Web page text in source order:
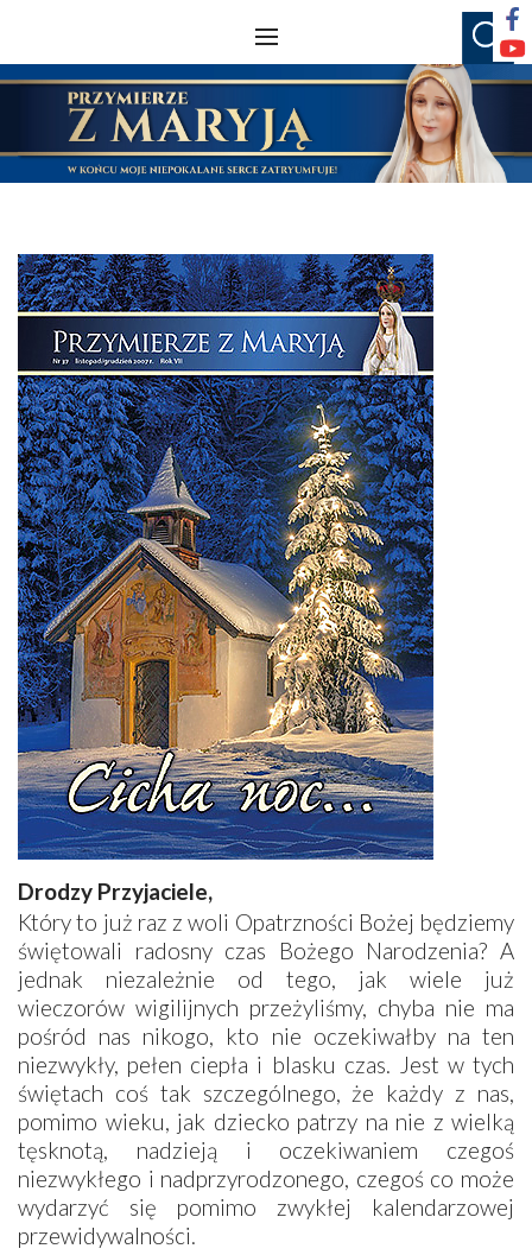
Drodzy Przyjaciele,
Który to już raz z woli Opatrzności Bożej będziemy
świętowali radosny czas Bożego Narodzenia? A
jednak niezależnie od tego, jak wiele już
wieczorów wigilijnych przeżyliśmy, chyba nie ma
pośród nas nikogo, kto nie oczekiwałby na ten
niezwykły, pełen ciepła i blasku czas. Jest w tych
świętach coś tak szczególnego, że każdy z nas,
pomimo wieku, jak dziecko patrzy na nie z wielką
tęsknotą, nadzieją i oczekiwaniem czegoś
niezwykłego i nadprzyrodzonego, czegoś co może
wydarzyć się pomimo zwykłej kalendarzowej
przewidywalności.